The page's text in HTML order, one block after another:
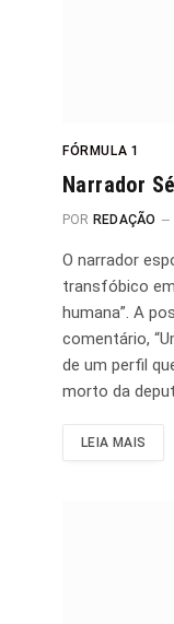
FÓRMULA 1
Narrador
POR REDAÇÃO
O narrador
transfóbico
humana”. A
comentário,
de um perfil
morto da
LEIA MAIS